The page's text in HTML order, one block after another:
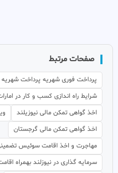
صفحات مرتبط
پرداخت فوری شهریه پرداخت شهریه
شرایط راه اندازی کسب و کار در
اخذ گواهی تمکن مالی نیوزیلند
اخذ گواهی تمکن مالی گرجستان
مهاجرت و اخذ اقامت سوئیس
سرمایه گذاری در نیوزلند بهمراه